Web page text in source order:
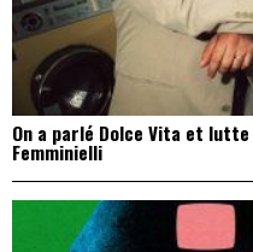
On a parlé Dolce Vita et
Femminielli